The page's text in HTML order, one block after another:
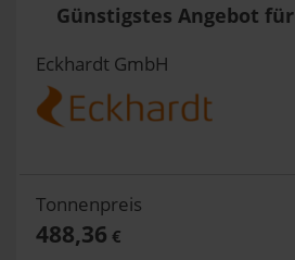
Günstigstes Angebot für
Eckhardt GmbH
Tonnenpreis
488,36 €